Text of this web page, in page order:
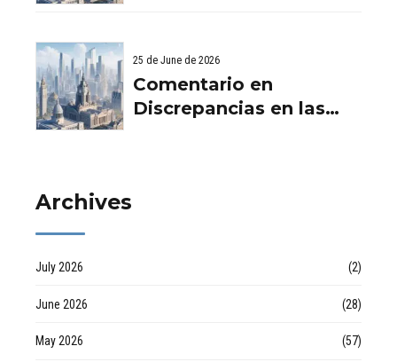
Viviendas: Lo Que
Debes Saber por
empresa de desatascos
25 de June de 2026
Comentario en
Discrepancias en las
Archives
July 2026 (2)
June 2026 (28)
May 2026 (57)